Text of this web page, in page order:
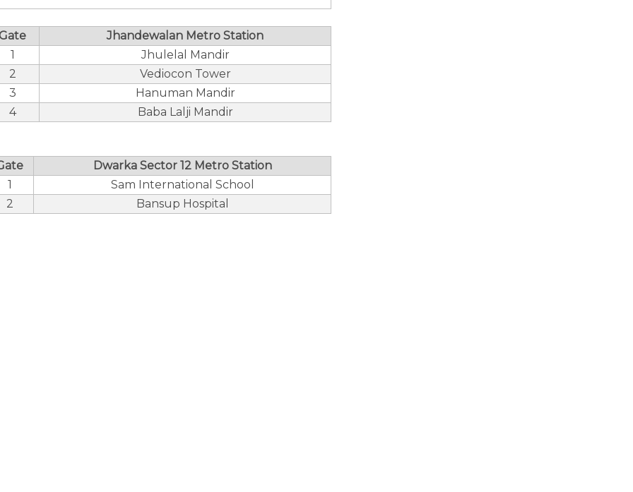
Jhandewalan Metro Station
1
Jhulelal Mandir
2
Vediocon Tower
3
Hanuman Mandir
4
Baba Lalji Mandir
Dwarka Sector 12 Metro Station
1
Sam International School
2
Bansup Hospital